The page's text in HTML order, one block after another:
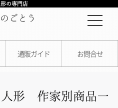
の専門店
通販ガイド お問合せ
人形 作家別商品一